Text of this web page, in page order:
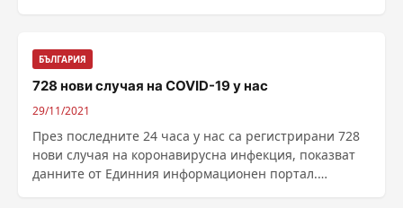
БЪЛГАРИЯ
728 нови случая на COVID-19 у нас
29/11/2021
През последните 24 часа у нас са регистрирани 728
нови случая на коронавирусна инфекция, показват
данните от Единния информационен портал.